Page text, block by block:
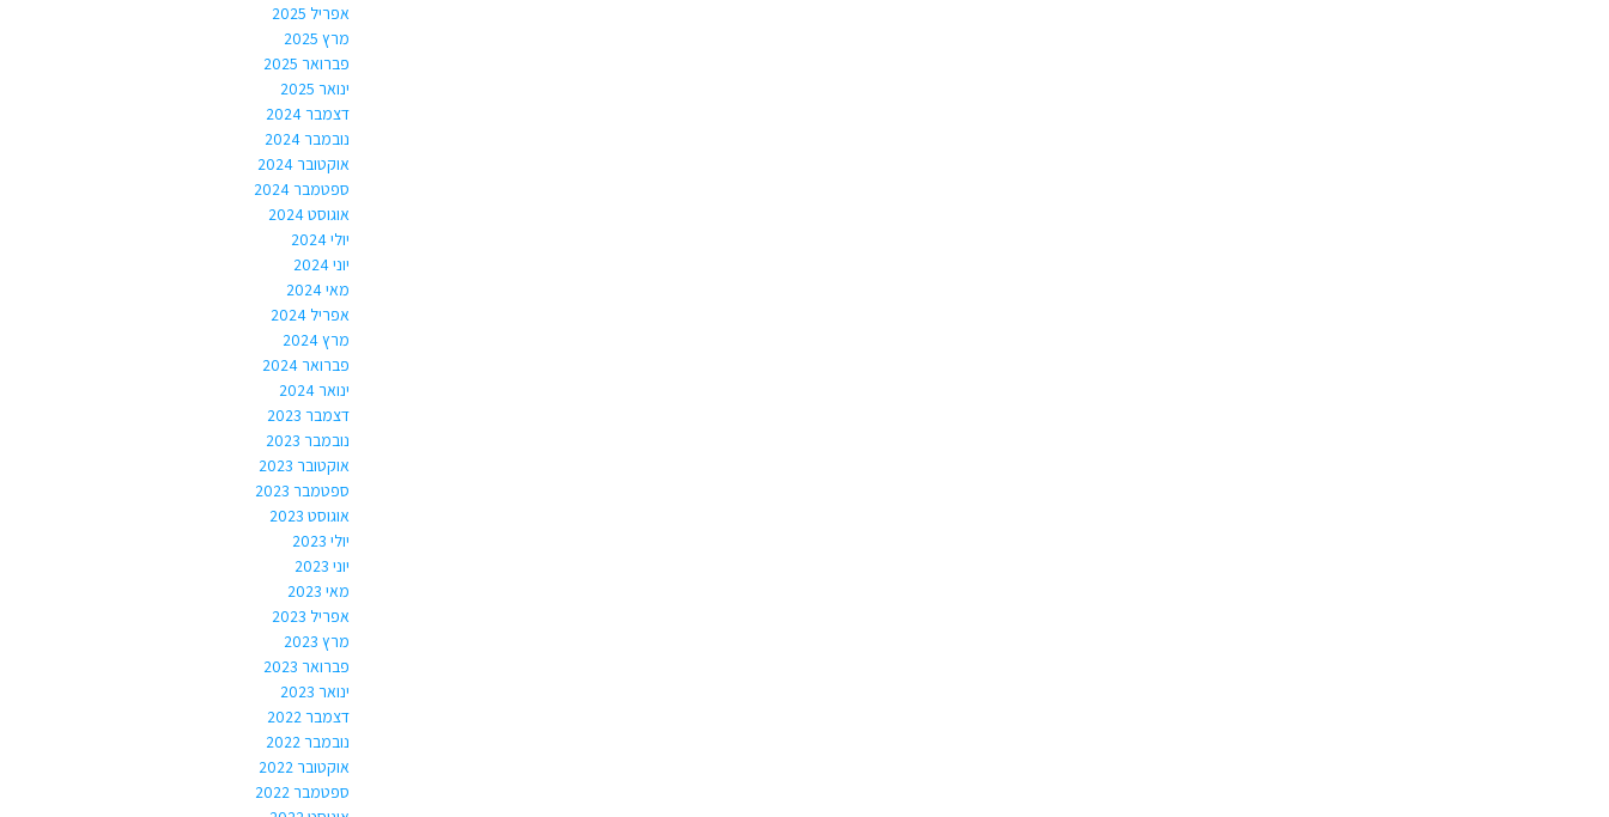
אפריל 2025
מרץ 2025
פברואר 2025
ינואר 2025
דצמבר 2024
נובמבר 2024
אוקטובר 2024
ספטמבר 2024
אוגוסט 2024
יולי 2024
יוני 2024
מאי 2024
אפריל 2024
מרץ 2024
פברואר 2024
ינואר 2024
דצמבר 2023
נובמבר 2023
אוקטובר 2023
ספטמבר 2023
אוגוסט 2023
יולי 2023
יוני 2023
מאי 2023
אפריל 2023
מרץ 2023
פברואר 2023
ינואר 2023
דצמבר 2022
נובמבר 2022
אוקטובר 2022
ספטמבר 2022